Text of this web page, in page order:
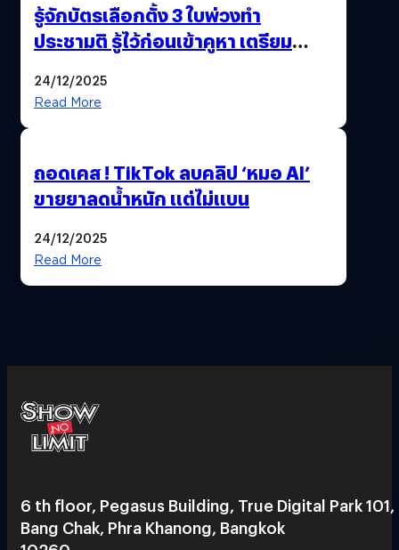
รู้จักบัตรเลือกตั้ง 3 ใบพ่วงทำ
ประชามติ รู้ไว้ก่อนเข้าคูหา เตรียม
24/12/2025
Read More
ถอดเคส ! TikTok ลบคลิป ‘หมอ AI’
ขายยาลดน้ำหนัก แต่ไม่แบน
24/12/2025
Read More
6 th floor, Pegasus Building, True Digital Park 101,
Bang Chak, Phra Khanong, Bangkok